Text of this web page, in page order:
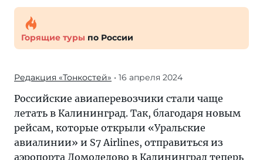
Горящие туры по России
Редакция «Тонкостей» • 16 апреля 2024
Российские авиаперевозчики стали чаще
летать в Калининград. Так, благодаря новым
рейсам, которые открыли «Уральские
авиалинии» и S7 Airlines, отправиться из
аэропорта Домодедово в Калининград теперь